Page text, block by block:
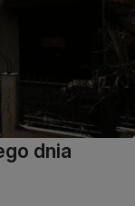
dnia